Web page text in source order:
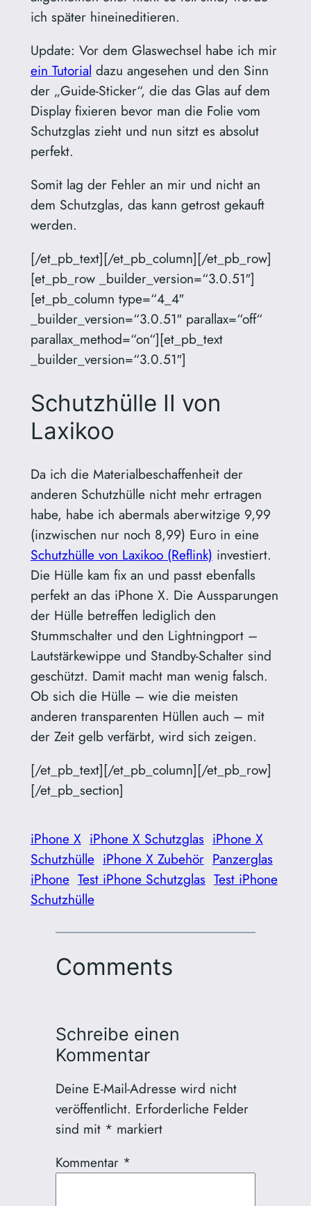
ich später hineineditieren.
Update: Vor dem Glaswechsel habe ich mir
ein Tutorial dazu angesehen und den Sinn
der „Guide-Sticker“, die das Glas auf dem
Display fixieren bevor man die Folie vom
Schutzglas zieht und nun sitzt es absolut
perfekt.
Somit lag der Fehler an mir und nicht an
dem Schutzglas, das kann getrost gekauft
werden.
[/et_pb_text][/et_pb_column][/et_pb_row]
[et_pb_row _builder_version=“3.0.51″]
[et_pb_column type=“4_4″
_builder_version=“3.0.51″ parallax=“off“
parallax_method=“on“][et_pb_text
_builder_version=“3.0.51″]
Schutzhülle II von
Laxikoo
Da ich die Materialbeschaffenheit der
anderen Schutzhülle nicht mehr ertragen
habe, habe ich abermals aberwitzige 9,99
(inzwischen nur noch 8,99) Euro in eine
Schutzhülle von Laxikoo (Reflink) investiert.
Die Hülle kam fix an und passt ebenfalls
perfekt an das iPhone X. Die Aussparungen
der Hülle betreffen lediglich den
Stummschalter und den Lightningport –
Lautstärkewippe und Standby-Schalter sind
geschützt. Damit macht man wenig falsch.
Ob sich die Hülle – wie die meisten
anderen transparenten Hüllen auch – mit
der Zeit gelb verfärbt, wird sich zeigen.
[/et_pb_text][/et_pb_column][/et_pb_row]
[/et_pb_section]
iPhone X iPhone X Schutzglas iPhone X
Schutzhülle iPhone X Zubehör Panzerglas
iPhone Test iPhone Schutzglas Test iPhone
Schutzhülle
Comments
Schreibe einen
Kommentar
Deine E-Mail-Adresse wird nicht
veröffentlicht. Erforderliche Felder
sind mit * markiert
Kommentar *